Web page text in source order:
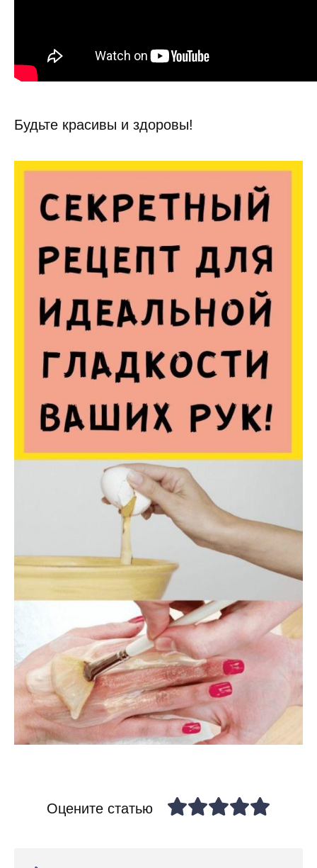
Будьте красивы и здоровы!
Оцените статью